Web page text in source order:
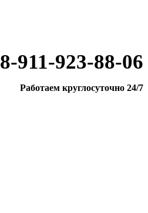
8-911-923-88-06
Работаем круглосуточно 24/7